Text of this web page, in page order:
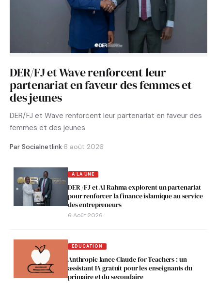
DER/FJ et Wave renforcent leur
partenariat en faveur des femmes et
des jeunes
DER/FJ et Wave renforcent leur partenariat en faveur des
femmes et des jeunes
Par Socialnetlink·6 août 2026
A LA UNE
DER /FJ et Al Rahma explorent un partenariat
pour renforcer la finance islamique au service
des entrepreneurs
6 Août 2026
EDUCATION
Anthropic lance Claude for Teachers : un
assistant IA gratuit pour les enseignants du
primaire et du secondaire